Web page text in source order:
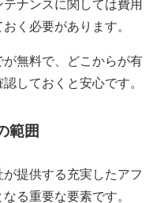
ナンスに関しては費用
く必要があります。
無料で、どこからが有
しておくと安心です。
範囲
提供する充実したアフ
る重要な要素です。